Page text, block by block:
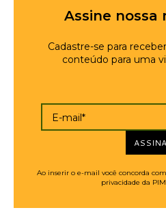
Assine
Cadastre-se para
conteúdo para uma
E-mail*
Ao inserir o e-mail você concorda
privacidade da